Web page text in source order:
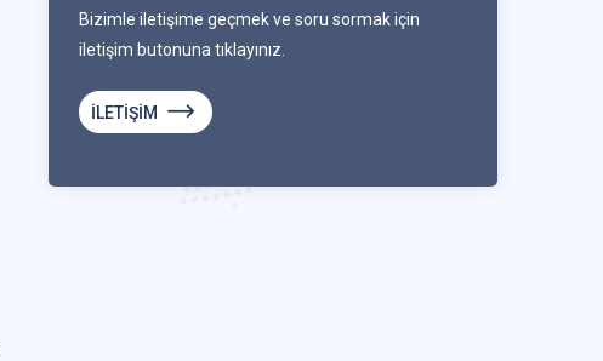
Bizimle iletişime geçmek ve soru sormak için
iletişim butonuna tıklayınız.
İLETİŞİM